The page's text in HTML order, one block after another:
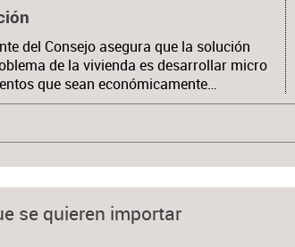
del Consejo asegura que la solución
de la vivienda es desarrollar micro
que sean económicamente…
se quieren importar